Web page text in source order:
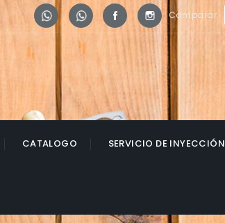
Comparar
WhatsappWhatsappFacebookInstagram
CATALOGO SERVICIO DE INYECCIÓN